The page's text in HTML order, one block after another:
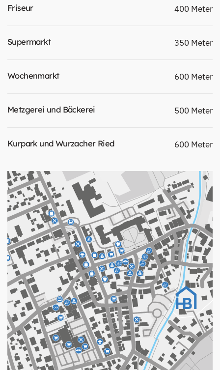
Friseur 400 Meter
Supermarkt 350 Meter
Wochenmarkt 600 Meter
Metzgerei und Bäckerei 500 Meter
Kurpark und Wurzacher Ried 600 Meter